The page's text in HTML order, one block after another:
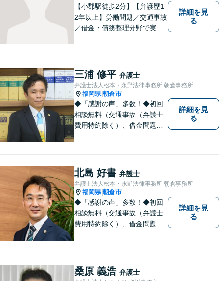
可】
【小郡駅徒歩2分】【弁護歴1
2年以上】労働問題／交通事故
／借金・債務整理分野で実績
笑顔と元気を取り戻し、新た
な第一歩を踏み出せるよう、
最大限尽力します。
詳細を見
る
三浦 修平 弁護士
弁護士法人松本・永野法律事務所 朝倉事務所
福岡県|朝倉市
◆「感謝の声」多数！◆初回
相談無料（交通事故（弁護士
費用特約除く）、借金問題、
績（令和1～7年合計）
詳細を見
る
北島 好書 弁護士
弁護士法人松本・永野法律事務所 朝倉事務所
福岡県|朝倉市
◆「感謝の声」多数！◆初回
相談無料（交通事故（弁護士
費用特約除く）、借金問題、
◆11260件の相談実績（令和1
～7年合計）
詳細を見
る
桑原 義浩 弁護士